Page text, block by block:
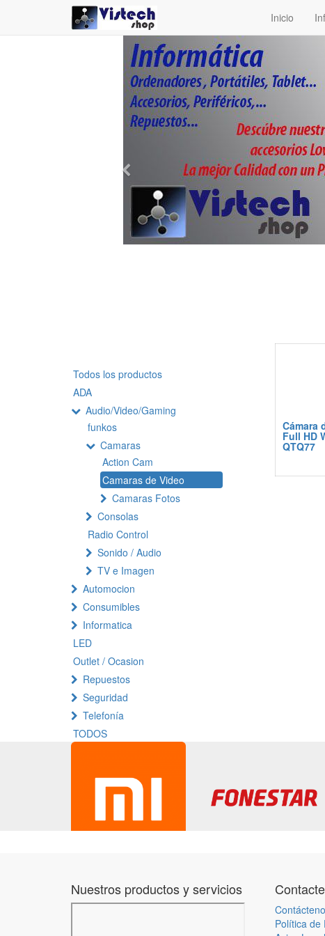
Inicio
Todos los productos
ADA
Audio/Video/Gaming
funkos
Camaras
Action Cam
Camaras de Video
Camaras Fotos
Consolas
Radio Control
Sonido / Audio
TV e Imagen
Automocion
Consumibles
Informatica
LED
Outlet / Ocasion
Repuestos
Seguridad
Telefonía
TODOS
Cámara
Full HD
QTQ77
Nuestros productos y servicios
Política de